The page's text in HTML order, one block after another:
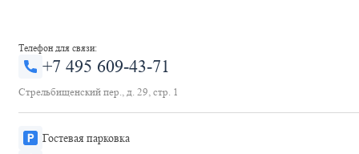
Телефон для связи:
+7 495 609-43-71
Стрельбищенский пер., д. 29, стр. 1
Гостевая парковка